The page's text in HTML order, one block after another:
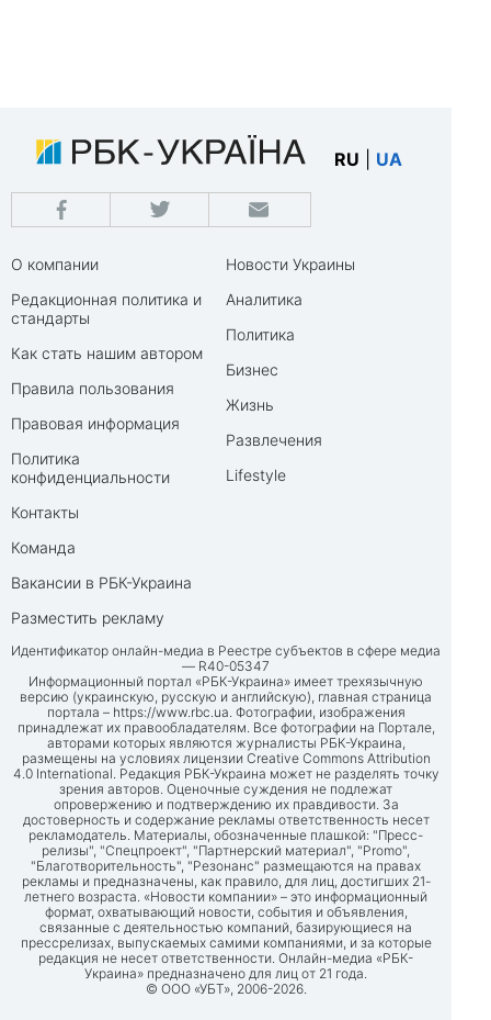
RU UA
О компании
Редакционная политика и
стандарты
Как стать нашим автором
Правила пользования
Правовая информация
Политика
конфиденциальности
Контакты
Команда
Вакансии в РБК-Украина
Разместить рекламу
Новости Украины
Аналитика
Политика
Бизнес
Жизнь
Развлечения
Lifestyle
Идентификатор онлайн-медиа в Реестре субъектов в сфере медиа
— R40-05347
Информационный портал «РБК-Украина» имеет трехязычную
версию (украинскую, русскую и английскую), главная страница
портала – https://www.rbc.ua. Фотографии, изображения
принадлежат их правообладателям. Все фотографии на Портале,
авторами которых являются журналисты РБК-Украина,
размещены на условиях лицензии Creative Commons Attribution
4.0 International. Редакция РБК-Украина может не разделять точку
зрения авторов. Оценочные суждения не подлежат
опровержению и подтверждению их правдивости. За
достоверность и содержание рекламы ответственность несет
рекламодатель. Материалы, обозначенные плашкой: "Пресс-
релизы", "Спецпроект", "Партнерский материал", "Promo",
"Благотворительность", "Резонанс" размещаются на правах
рекламы и предназначены, как правило, для лиц, достигших 21-
летнего возраста. «Новости компании» – это информационный
формат, охватывающий новости, события и объявления,
связанные с деятельностью компаний, базирующиеся на
прессрелизах, выпускаемых самими компаниями, и за которые
редакция не несет ответственности. Онлайн-медиа «РБК-
Украина» предназначено для лиц от 21 года.
© ООО «УБТ», 2006-2026.